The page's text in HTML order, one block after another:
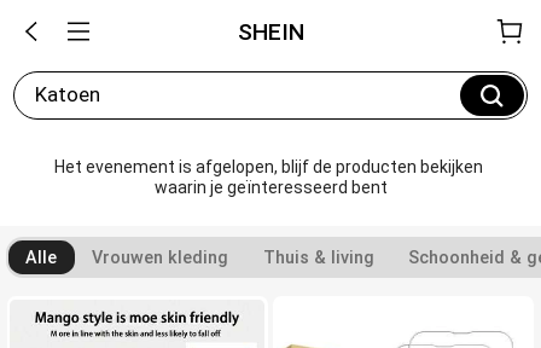
SHEIN
Katoen
Het evenement is afgelopen, blijf de producten bekijken
waarin je geïnteresseerd bent
Alle Vrouwen kleding Thuis & living Schoonheid &